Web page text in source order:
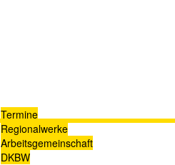
Termine
Regionalwerke
Arbeitsgemeinschaft
DKBW